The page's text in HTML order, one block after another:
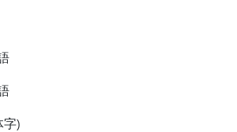
字)